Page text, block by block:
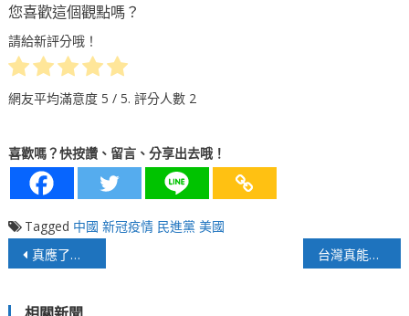
您喜歡這個觀點嗎？
請給新評分哦！
網友平均滿意度 5 / 5. 評分人數 2
喜歡嗎？快按讚、留言、分享出去哦！
Tagged 中國 新冠疫情 民進黨 美國
文真應了李登輝的預言，印日聯合夾擊中國！？ 台灣真能點燃日本彈藥庫的引信嗎？